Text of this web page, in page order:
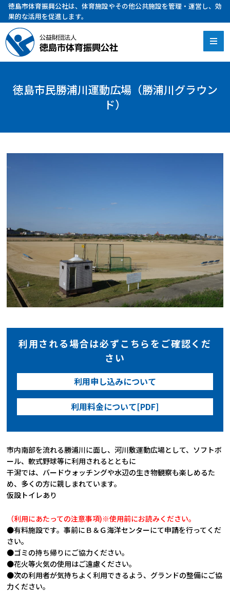
徳島市体育振興公社は、体育施設やその他公共施設を管理・運営し、効
果的な活用を促進します。
徳島市民勝浦川運動広場（勝浦川グラウン
ド）
利用される場合は必ずこちらをご確認くだ
さい
利用申し込みについて
利用料金について[PDF]
市内南部を流れる勝浦川に面し、河川敷運動広場として、ソフトボ
ール、軟式野球等に利用されるとともに
干潟では、バードウォッチングや水辺の生き物観察も楽しめるた
め、多くの方に親しまれています。
仮設トイレあり
（利用にあたっての注意事項)※使用前にお読みください。
●有料施設です。事前にＢ＆Ｇ海洋センターにて申請を行ってくだ
さい。
●ゴミの持ち帰りにご協力ください。
●花火等火気の使用はご遠慮ください。
●次の利用者が気持ちよく利用できるよう、グランドの整備にご協
力ください。